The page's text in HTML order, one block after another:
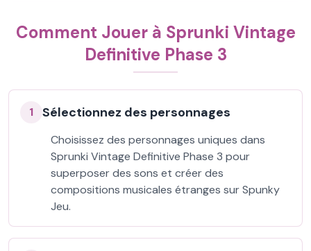
Comment Jouer à Sprunki Vintage
Definitive Phase 3
1 Sélectionnez des personnages
Choisissez des personnages uniques dans
Sprunki Vintage Definitive Phase 3 pour
superposer des sons et créer des
compositions musicales étranges sur Spunky
Jeu.